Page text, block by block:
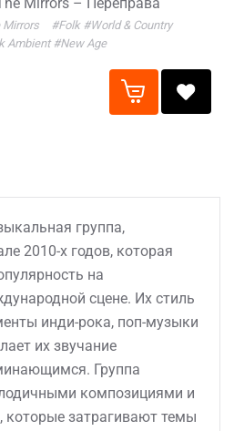
Mirrors #Folk #World & Country
Ambient #New Age
группа,
2010-х годов, которая
на
сцене. Их стиль
инди-рока, поп-музыки
их звучание
Группа
композициями и
которые затрагивают темы